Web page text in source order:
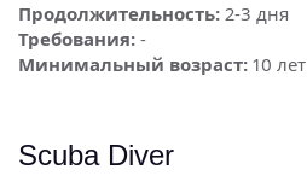
Продолжительность: 2-3 дня
Требования: -
Минимальный возраст: 10 лет
Scuba Diver